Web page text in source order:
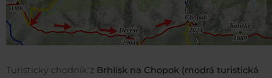
Turistický chodník z Brhlísk na Chopok (modrá turistická